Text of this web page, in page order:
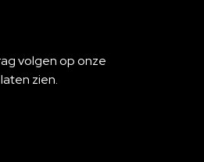
volgen op onze
zien.